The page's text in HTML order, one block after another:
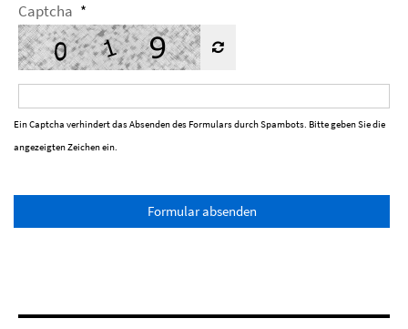
Captcha *
Ein Captcha verhindert das Absenden des Formulars durch Spambots. Bitte geben Sie die
angezeigten Zeichen ein.
Formular absenden